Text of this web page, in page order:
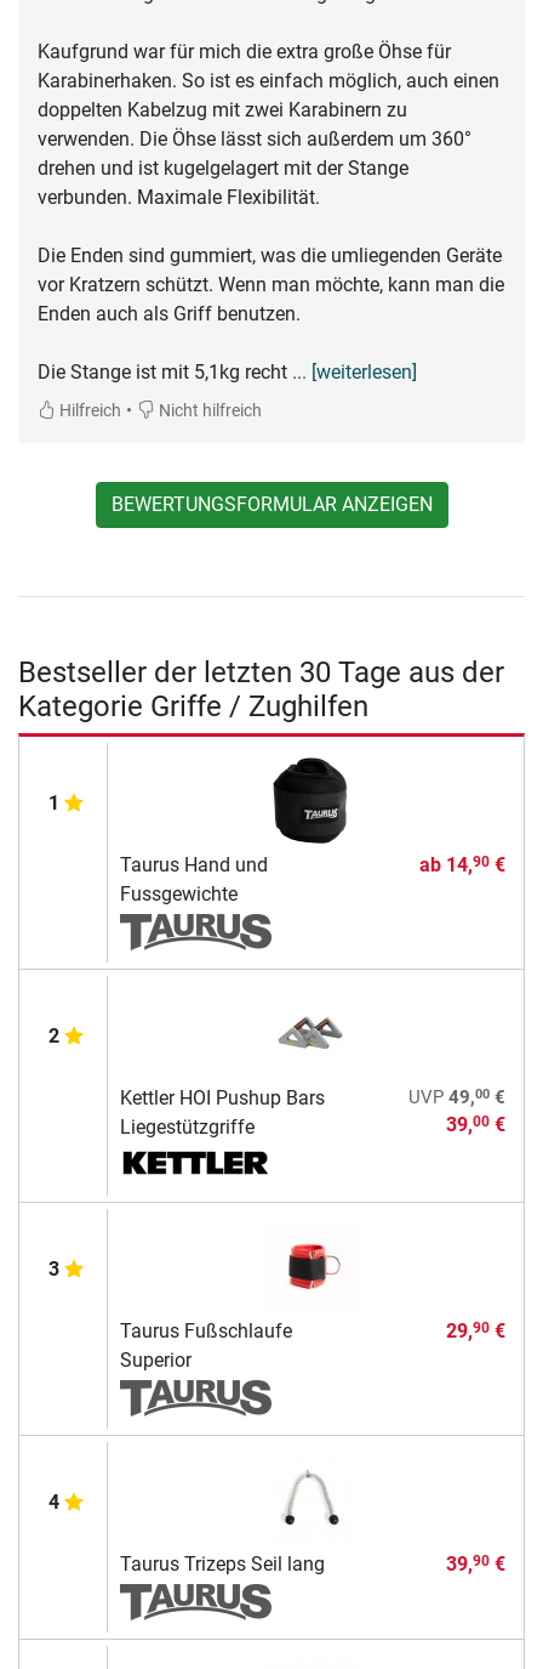
Kaufgrund war für mich die extra große Öhse für
Karabinerhaken. So ist es einfach möglich, auch einen
doppelten Kabelzug mit zwei Karabinern zu
verwenden. Die Öhse lässt sich außerdem um 360°
drehen und ist kugelgelagert mit der Stange
verbunden. Maximale Flexibilität.
Die Enden sind gummiert, was die umliegenden Geräte
vor Kratzern schützt. Wenn man möchte, kann man die
Enden auch als Griff benutzen.
Die Stange ist mit 5,1kg recht ... [weiterlesen]
Hilfreich • Nicht hilfreich
BEWERTUNGSFORMULAR ANZEIGEN
Bestseller der letzten 30 Tage aus der
Kategorie Griffe / Zughilfen
1
Taurus Hand und
Fussgewichte
ab 14,90€
2
Kettler HOI Pushup Bars
Liegestützgriffe
UVP 49,00€
39,00€
3
Taurus Fußschlaufe
Superior
29,90€
4
Taurus Trizeps Seil lang 39,90€